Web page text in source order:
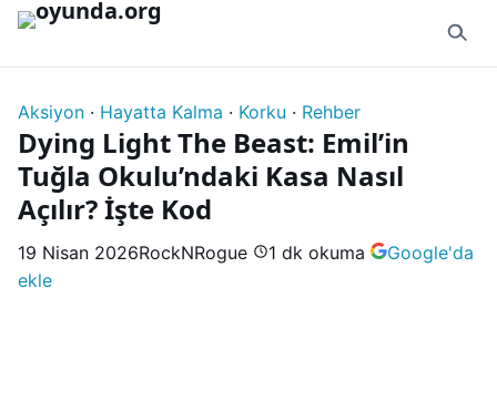
İçeriğe geç
Aksiyon · Hayatta Kalma · Korku · Rehber
Dying Light The Beast: Emil’in
Tuğla Okulu’ndaki Kasa Nasıl
Açılır? İşte Kod
19 Nisan 2026RockNRogue 1 dk okuma
Google'da
ekle